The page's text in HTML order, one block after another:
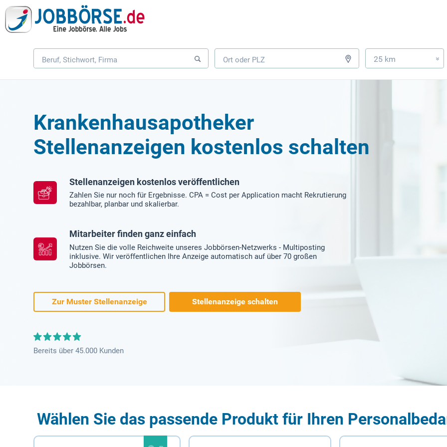
25 km »
Krankenhausapotheker
Stellenanzeigen kostenlos schalten
Stellenanzeigen kostenlos veröffentlichen
Zahlen Sie nur noch für Ergebnisse. CPA = Cost per Application macht Rekrutierung
bezahlbar, planbar und skalierbar.
Mitarbeiter finden ganz einfach
Nutzen Sie die volle Reichweite unseres Jobbörsen-Netzwerks - Multiposting
inklusive. Wir veröffentlichen Ihre Anzeige automatisch auf über 70 großen
Jobbörsen.
Zur Muster Stellenanzeige Stellenanzeige schalten
Bereits über 45.000 Kunden
Wählen Sie das passende Produkt für Ihren